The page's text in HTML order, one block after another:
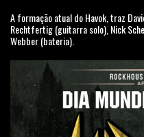
A formação atual do Havok, traz
Rechtfertig (guitarra solo), Nick
Webber (bateria).